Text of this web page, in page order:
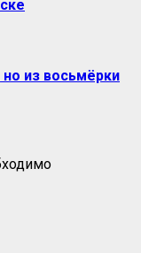
из восьмёрки